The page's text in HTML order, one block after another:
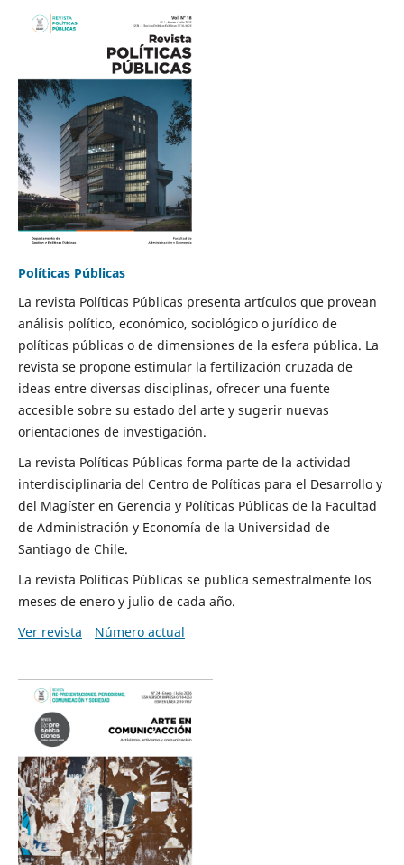
Políticas Públicas
La revista Políticas Públicas presenta artículos que provean
análisis político, económico, sociológico o jurídico de
políticas públicas o de dimensiones de la esfera pública. La
revista se propone estimular la fertilización cruzada de
ideas entre diversas disciplinas, ofrecer una fuente
accesible sobre su estado del arte y sugerir nuevas
orientaciones de investigación.
La revista Políticas Públicas forma parte de la actividad
interdisciplinaria del Centro de Políticas para el Desarrollo y
del Magíster en Gerencia y Políticas Públicas de la Facultad
de Administración y Economía de la Universidad de
Santiago de Chile.
La revista Políticas Públicas se publica semestralmente los
meses de enero y julio de cada año.
Ver revista
Número actual